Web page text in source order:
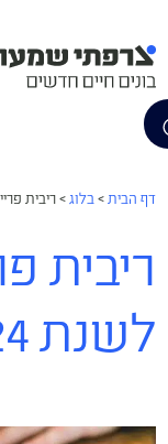
דף הבית > בלוג >ריבית
ריבית
לשנת 2024